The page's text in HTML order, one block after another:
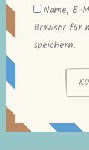
Name, E-
Browser für
speichern.